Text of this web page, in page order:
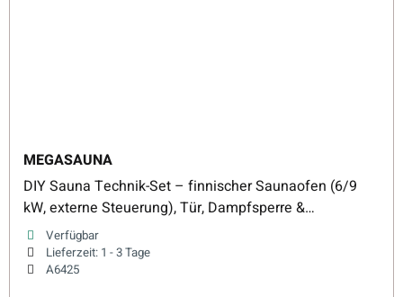
MEGASAUNA
DIY Sauna Technik-Set – finnischer Saunaofen (6/9
kW, externe Steuerung), Tür, Dampfsperre &
Saunasteine
Verfügbar
Lieferzeit: 1 - 3 Tage
A6425